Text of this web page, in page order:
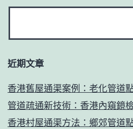
近期文章
香港舊屋通渠案例：老化管道
管道疏通新技術：香港內窺鏡
香港村屋通渠方法：鄉郊管道